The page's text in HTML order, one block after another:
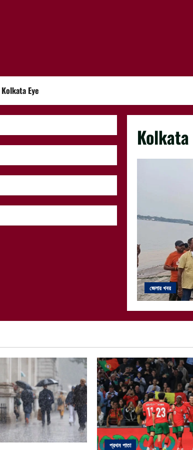
Kolkata Eye
Kolkata
জেলার খবর
প্রথম পাতা